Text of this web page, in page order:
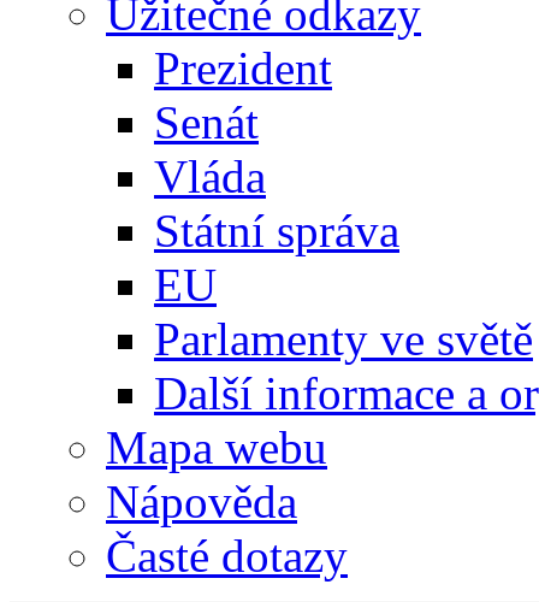
Užitečné odkazy
Prezident
Senát
Vláda
Státní správa
EU
Parlamenty ve světě
Další informace a
Mapa webu
Nápověda
Časté dotazy